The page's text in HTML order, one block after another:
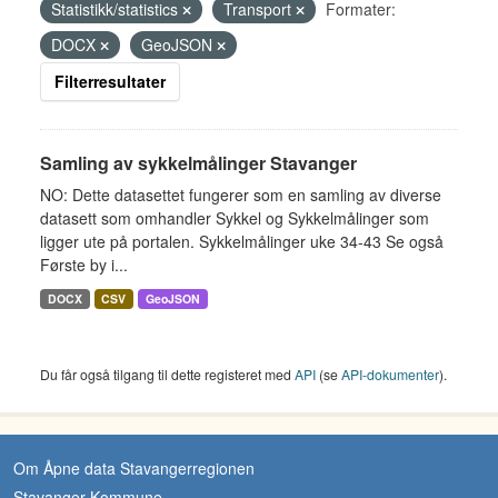
Statistikk/statistics
Transport
Formater:
DOCX
GeoJSON
Filterresultater
Samling av sykkelmålinger Stavanger
NO: Dette datasettet fungerer som en samling av diverse
datasett som omhandler Sykkel og Sykkelmålinger som
ligger ute på portalen. Sykkelmålinger uke 34-43 Se også
Første by i...
DOCX CSV GeoJSON
Du får også tilgang til dette registeret med API (seAPI-dokumenter).
Om Åpne data Stavangerregionen